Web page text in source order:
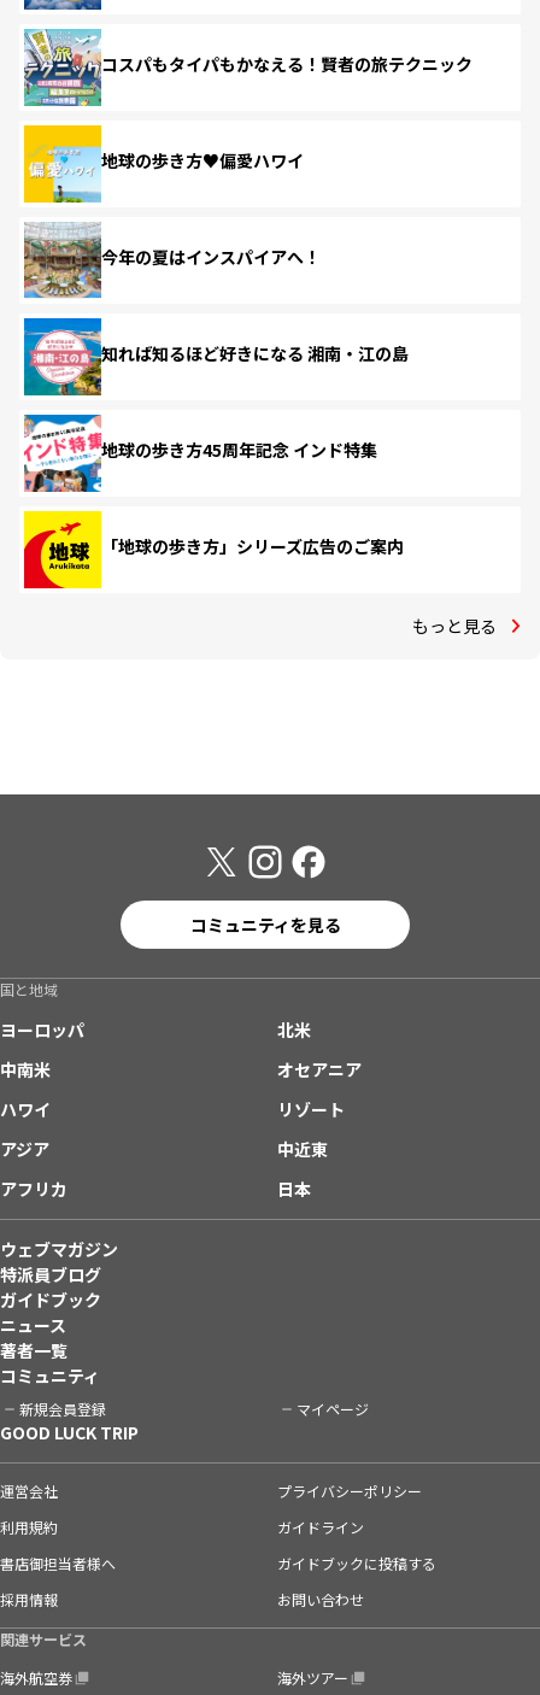
コスパもタイパもかなえる！賢者の旅テクニック
地球の歩き方♥偏愛ハワイ
今年の夏はインスパイアへ！
知れば知るほど好きになる 湘南・江の島
地球の歩き方45周年記念 インド特集
「地球の歩き方」シリーズ広告のご案内
もっと見る
コミュニティを見る
国と地域
ヨーロッパ
北米
中南米
オセアニア
ハワイ
リゾート
アジア
中近東
アフリカ
日本
ウェブマガジン
特派員ブログ
ガイドブック
ニュース
著者一覧
コミュニティ
新規会員登録 マイページ
GOOD LUCK TRIP
運営会社
プライバシーポリシー
利用規約
ガイドライン
書店御担当者様へ
ガイドブックに投稿する
採用情報
お問い合わせ
関連サービス
海外航空券
海外ツアー